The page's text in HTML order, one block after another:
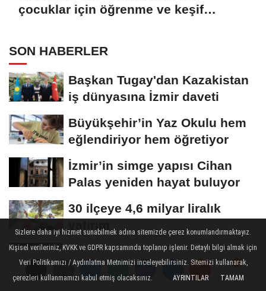
Yorumlar
Yorumlar
çocuklar için öğrenme ve keşif
SON HABERLER
Başkan Tugay'dan Kazakistan
iş dünyasına İzmir daveti
Büyükşehir’in Yaz Okulu hem
eğlendiriyor hem öğretiyor
İzmir’in simge yapısı Cihan
Palas yeniden hayat buluyor
30 ilçeye 4,6 milyar liralık
Marina Geceleri’nde bu hafta
rebetika rüzgarı esecek
Sizlere daha iyi hizmet sunabilmek adına sitemizde çerez konumlandırmaktayız.
Kişisel verileriniz, KVKK ve GDPR kapsamında toplanıp işlenir. Detaylı bilgi almak için
Veri Politikamızı / Aydınlatma Metnimizi inceleyebilirsiniz. Sitemizi kullanarak,
çerezleri kullanmamızı kabul etmiş olacaksınız.
AYRINTILAR TAMAM